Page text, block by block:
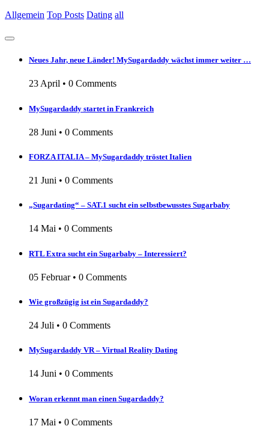
Allgemein Top Posts Dating all
Neues Jahr, neue Länder! MySugardaddy wächst immer weiter …
23 April • 0 Comments
MySugardaddy startet in Frankreich
28 Juni • 0 Comments
FORZA ITALIA – MySugardaddy tröstet Italien
21 Juni • 0 Comments
„Sugardating“ – SAT.1 sucht ein selbstbewusstes Sugarbaby
14 Mai • 0 Comments
RTL Extra sucht ein Sugarbaby – Interessiert?
05 Februar• 0 Comments
Wie großzügig ist ein Sugardaddy?
24 Juli • 0 Comments
MySugardaddy VR – Virtual Reality Dating
14 Juni • 0 Comments
Woran erkennt man einen Sugardaddy?
17 Mai • 0 Comments